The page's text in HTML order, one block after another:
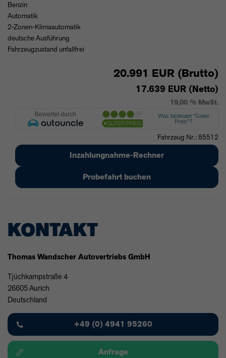
Benzin
Automatik
2-Zonen-Klimaautomatik
deutsche Ausführung
Fahrzeugzustand unfallfrei
20.991 EUR (Brutto)
17.639 EUR (Netto)
19,00 % MwSt.
Fahrzeug Nr.: 85512
Inzahlungnahme-Rechner
Probefahrt buchen
KONTAKT
Thomas Wandscher Autovertriebs GmbH
Tjüchkampstraße 4
26605 Aurich
Deutschland
+49 (0) 4941 95260
Anfrage